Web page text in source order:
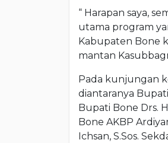
“ Harapan saya,
utama program
Kabupaten Bone
mantan
Pada kunjungan
diantaranya
Bupati Bone Drs.
Bone AKBP
Ichsan, S.Sos.